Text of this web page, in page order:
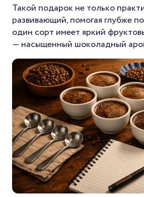
Такой подарок не только
развивающий, помогая глубже
один сорт имеет яркий
— насыщенный шоколадный